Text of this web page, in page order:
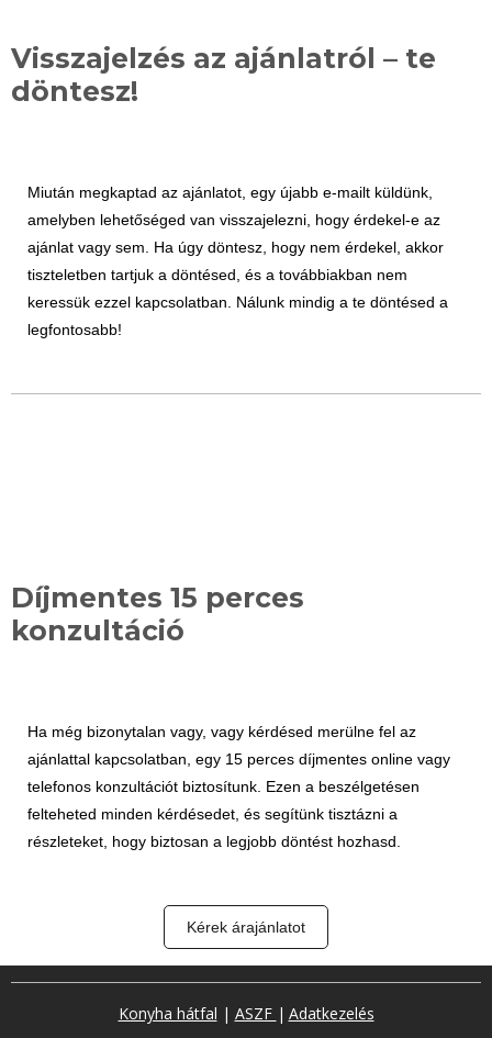
Visszajelzés az ajánlatról – te
döntesz!
Miután megkaptad az ajánlatot, egy újabb e-mailt küldünk,
amelyben lehetőséged van visszajelezni, hogy érdekel-e az
ajánlat vagy sem. Ha úgy döntesz, hogy nem érdekel, akkor
tiszteletben tartjuk a döntésed, és a továbbiakban nem
keressük ezzel kapcsolatban. Nálunk mindig a te döntésed a
legfontosabb!
Díjmentes 15 perces
konzultáció
Ha még bizonytalan vagy, vagy kérdésed merülne fel az
ajánlattal kapcsolatban, egy 15 perces díjmentes online vagy
telefonos konzultációt biztosítunk. Ezen a beszélgetésen
felteheted minden kérdésedet, és segítünk tisztázni a
részleteket, hogy biztosan a legjobb döntést hozhasd.
Kérek árajánlatot
Konyha hátfal | ASZF | Adatkezelés